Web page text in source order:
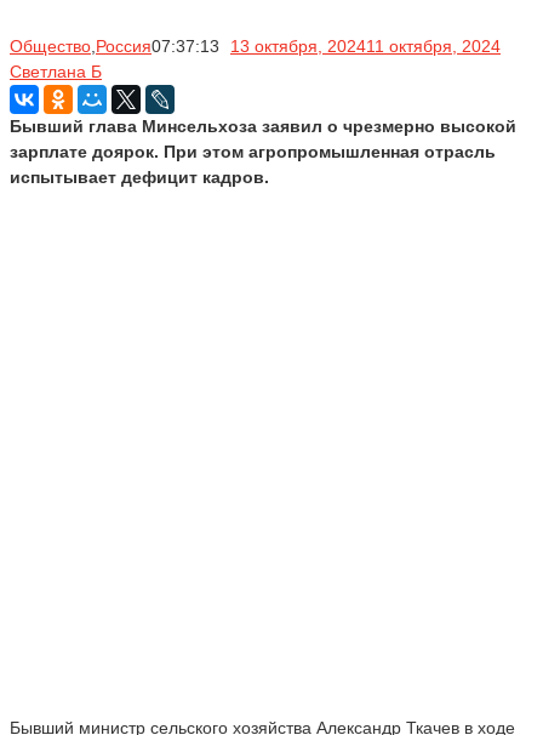
Общество Россия07:37:13 13 октября, 202411 октября, 2024
Светлана Б
Бывший глава Минсельхоза заявил о чрезмерно высокой
зарплате доярок. При этом агропромышленная отрасль
испытывает дефицит кадров.
Бывший министр сельского хозяйства Александр Ткачев в ходе